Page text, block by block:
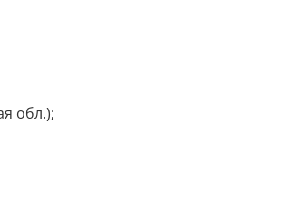
обл.);